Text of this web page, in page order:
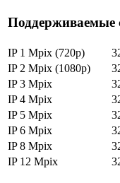
Поддерживаемые
IP 1 Mpix (720p)
IP 2 Mpix (1080p)
IP 3 Mpix
IP 4 Mpix
IP 5 Mpix
IP 6 Mpix
IP 8 Mpix
IP 12 Mpix